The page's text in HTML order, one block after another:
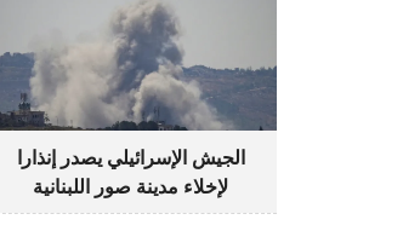
الجيش الإسرائيلي يصدر إنذارا
لإخلاء مدينة صور اللبنانية